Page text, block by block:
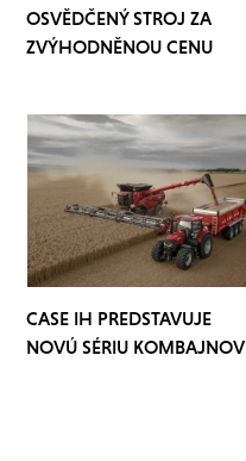
OSVĚDČENÝ STROJ ZA
ZVÝHODNĚNOU CENU
CASE IH PREDSTAVUJE
NOVÚ SÉRIU KOMBAJNOV